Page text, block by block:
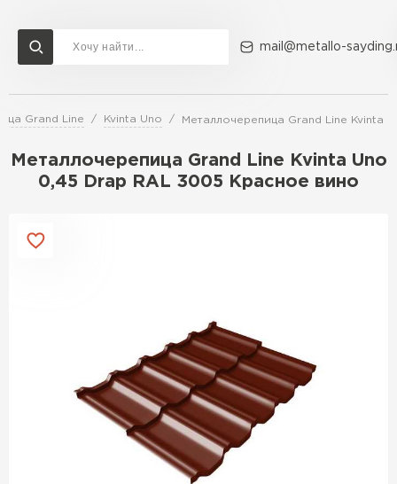
mail@metallo-
Grand Line Kvinta Uno Металлочерепица Grand Line Kvinta
Металлочерепица Grand Line Kvinta Uno
0,45 Drap RAL 3005 Красное вино
Доставка и оплата Акции О компании Контакты
Перейти в каталог